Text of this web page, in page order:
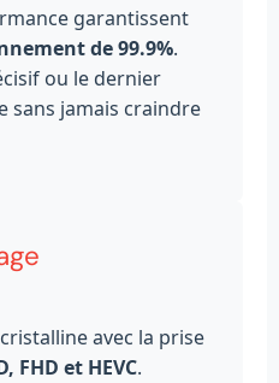
garantissent
de 99.9%.
ou le dernier
sans jamais craindre
avec la prise
FHD et HEVC.